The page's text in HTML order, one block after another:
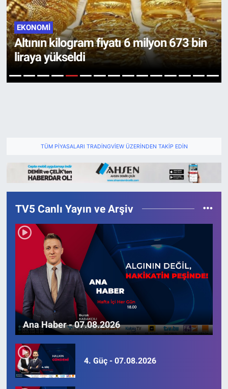
EKONOMİ
Altının kilogram fiyatı 6 milyon 673 bin
liraya yükseldi
TÜM PIYASALARI TRADINGVIEW ÜZERINDEN TAKIP EDIN
TV5 Canlı Yayın ve Arşiv
Ana Haber - 07.08.2026
4. Güç - 07.08.2026